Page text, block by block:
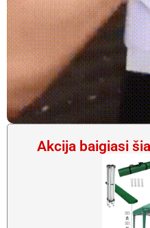
Akcija baigiasi